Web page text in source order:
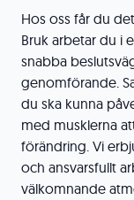
Hos oss får du
Bruk arbetar du i
snabba
genomförande.
du ska kunna
med musklerna
förändring. Vi
och ansvarsfullt
välkomnande